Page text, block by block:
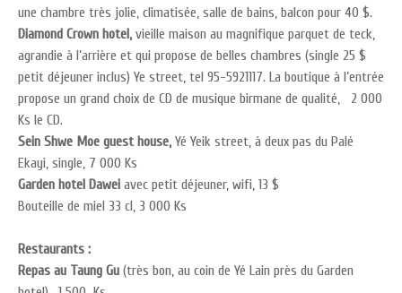
une chambre très jolie, climatisée, salle de bains, balcon pour 40 $.
Diamond Crown hotel, vieille maison au magnifique parquet de teck,
agrandie à l’arrière et qui propose de belles chambres (single 25 $
petit déjeuner inclus) Ye street, tel 95-5921117. La boutique à l’entrée
propose un grand choix de CD de musique birmane de qualité, 2 000
Ks le CD.
Sein Shwe Moe guest house, Yé Yeik street, à deux pas du Palé
Ekayi, single, 7 000 Ks
Garden hotel Dawei avec petit déjeuner, wifi, 13 $
Bouteille de miel 33 cl, 3 000 Ks
Restaurants :
Repas au Taung Gu (très bon, au coin de Yé Lain près du Garden